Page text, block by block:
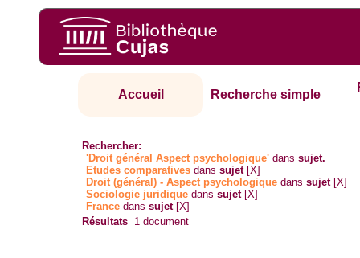
Accueil Recherche simple
Rechercher:
'Droit général Aspect psychologique' danssujet.
Etudes comparatives danssujet [X]
Droit (général) - Aspect psychologique danssujet [X]
Sociologie juridique danssujet [X]
France danssujet [X]
Résultats 1 document